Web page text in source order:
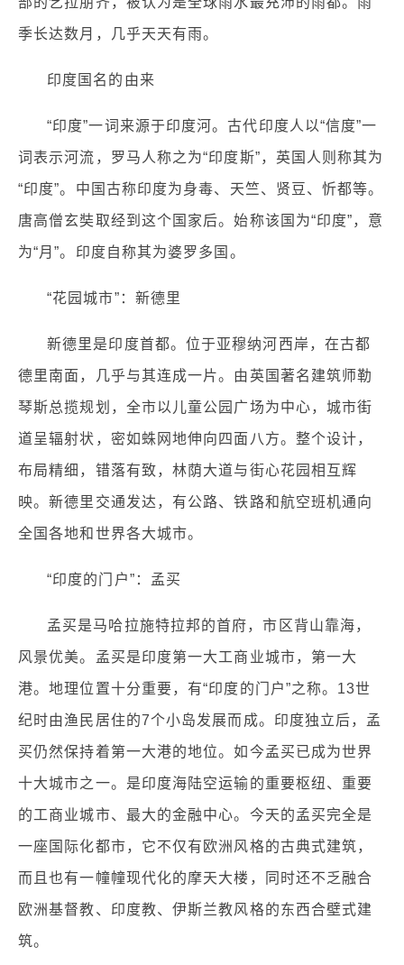
季长达数月，几乎天天有雨。
印度国名的由来
“印度”一词来源于印度河。古代印度人以“信度”一
词表示河流，罗马人称之为“印度斯”，英国人则称其为
“印度”。中国古称印度为身毒、天竺、贤豆、忻都等。
唐高僧玄奘取经到这个国家后。始称该国为“印度”，意
为“月”。印度自称其为婆罗多国。
“花园城市”：新德里
新德里是印度首都。位于亚穆纳河西岸，在古都
德里南面，几乎与其连成一片。由英国著名建筑师勒
琴斯总揽规划，全市以儿童公园广场为中心，城市街
道呈辐射状，密如蛛网地伸向四面八方。整个设计，
布局精细，错落有致，林荫大道与街心花园相互辉
映。新德里交通发达，有公路、铁路和航空班机通向
全国各地和世界各大城市。
“印度的门户”：孟买
孟买是马哈拉施特拉邦的首府，市区背山靠海，
风景优美。孟买是印度第一大工商业城市，第一大
港。地理位置十分重要，有“印度的门户”之称。13世
纪时由渔民居住的7个小岛发展而成。印度独立后，孟
买仍然保持着第一大港的地位。如今孟买已成为世界
十大城市之一。是印度海陆空运输的重要枢纽、重要
的工商业城市、最大的金融中心。今天的孟买完全是
一座国际化都市，它不仅有欧洲风格的古典式建筑，
而且也有一幢幢现代化的摩天大楼，同时还不乏融合
欧洲基督教、印度教、伊斯兰教风格的东西合壁式建
筑。